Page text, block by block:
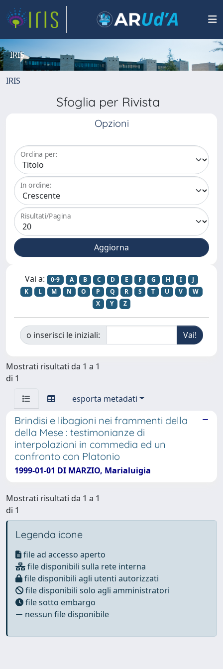
IRIS
IRIS
Sfoglia per Rivista
Opzioni
Ordina per:
In ordine:
Risultati/Pagina
Vai a: 0-9 A B C D E F G H I
J
K
L M N O P Q R S T U V
W
X
Y Z
o inserisci le iniziali:
Mostrati risultati da 1 a 1
di 1
esporta metadati
Brindisi e libagioni nei frammenti della
della Mese : testimonianze di
interpolazioni in commedia ed un
confronto con Platonio
1999-01-01 DI MARZIO, Marialuigia
Mostrati risultati da 1 a 1
di 1
Legenda icone
file ad accesso aperto
file disponibili sulla rete interna
file disponibili agli utenti autorizzati
file disponibili solo agli amministratori
file sotto embargo
nessun file disponibile